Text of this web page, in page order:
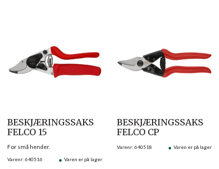
BESKJÆRINGSSAKS
FELCO 15
Varenr: 640516 Varen er på lager
For små hender.
BESKJÆRINGSSAKS
FELCO CP
Varenr: 640518 Varen er på lager